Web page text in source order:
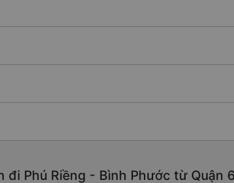
đi Phú Riềng - Bình Phước từ